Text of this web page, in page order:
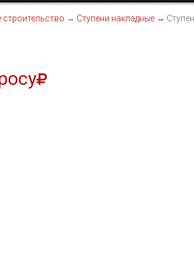
строительство → Ступени накладные →